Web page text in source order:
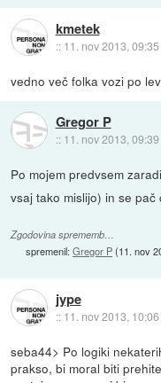
kmetek
:: 11. nov 2013, 09:35
vedno več folka vozi po
Gregor P
:: 11. nov 2013, 09:39
Po mojem predvsem
vsaj tako mislijo) in se
Zgodovina sprememb…
spremenil:Gregor P(11. nov
jype
:: 11. nov 2013, 10:06
seba44> Po logiki
prakso, bi moral biti